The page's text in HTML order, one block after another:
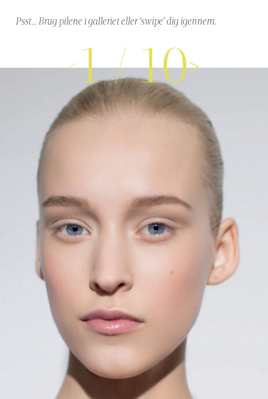
Psst… Brug pilene i galleriet eller ‘swipe’ dig igennem.
1/10